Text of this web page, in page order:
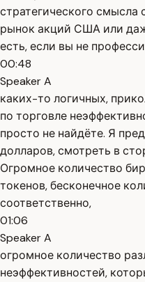
стратегического смысла
рынок акций США или
есть, если вы не
00:48
Speaker A
каких-то логичных,
по торговле
просто не найдёте. Я
долларов, смотреть в
Огромное количество
токенов, бесконечное
соответственно,
01:06
Speaker A
огромное количество
неэффективностей,